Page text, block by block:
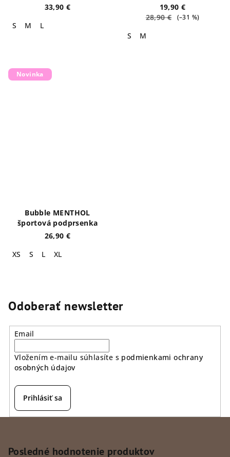
33,90 €
S
M L
19,90 €
28,90 €
(–31 %)
S M
Novinka
Bubble MENTHOL
športová podprsenka
26,90 €
XS
S L XL
Odoberať newsletter
Email
Vložením e-mailu súhlasíte s podmienkami ochrany
osobných údajov
Prihlásiť sa
Posledné hodnotenie produktov